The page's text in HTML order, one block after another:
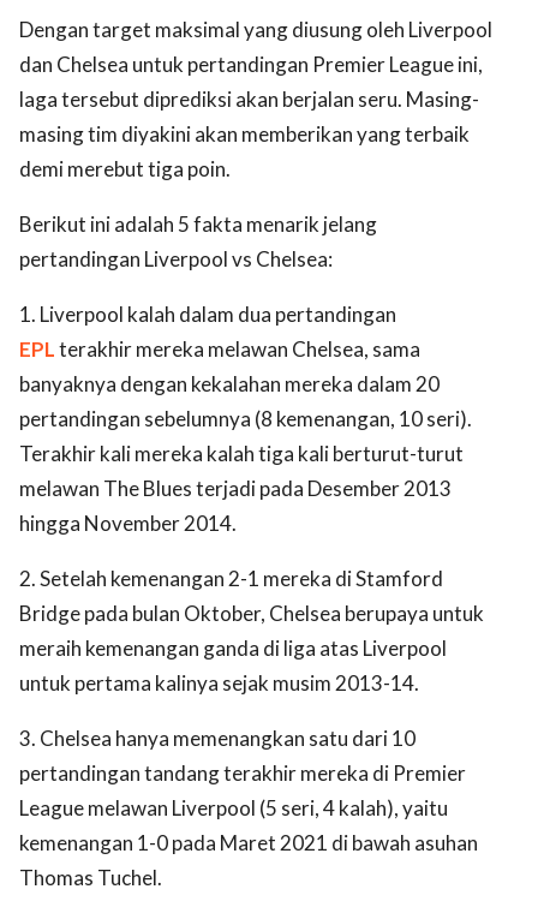
Dengan target maksimal yang diusung oleh Liverpool
dan Chelsea untuk pertandingan Premier League ini,
laga tersebut diprediksi akan berjalan seru. Masing-
masing tim diyakini akan memberikan yang terbaik
demi merebut tiga poin.
Berikut ini adalah 5 fakta menarik jelang
pertandingan Liverpool vs Chelsea:
1. Liverpool kalah dalam dua pertandingan
EPLterakhir mereka melawan Chelsea, sama
banyaknya dengan kekalahan mereka dalam 20
pertandingan sebelumnya (8 kemenangan, 10 seri).
Terakhir kali mereka kalah tiga kali berturut-turut
melawan The Blues terjadi pada Desember 2013
hingga November 2014.
2. Setelah kemenangan 2-1 mereka di Stamford
Bridge pada bulan Oktober, Chelsea berupaya untuk
meraih kemenangan ganda di liga atas Liverpool
untuk pertama kalinya sejak musim 2013-14.
3. Chelsea hanya memenangkan satu dari 10
pertandingan tandang terakhir mereka di Premier
League melawan Liverpool (5 seri, 4 kalah), yaitu
kemenangan 1-0 pada Maret 2021 di bawah asuhan
Thomas Tuchel.